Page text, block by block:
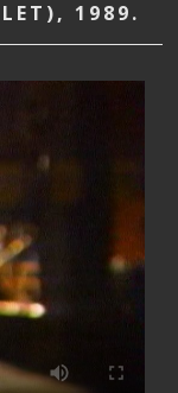
1989.